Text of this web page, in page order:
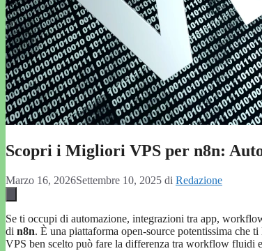
Scopri i Migliori VPS per n8n:
Marzo 16, 2026Settembre 10, 2025 di Redazione
Se ti occupi di automazione, integrazioni tra app,
di n8n. È una piattaforma open-source potentissima che
VPS ben scelto può fare la differenza tra workflow fluidi